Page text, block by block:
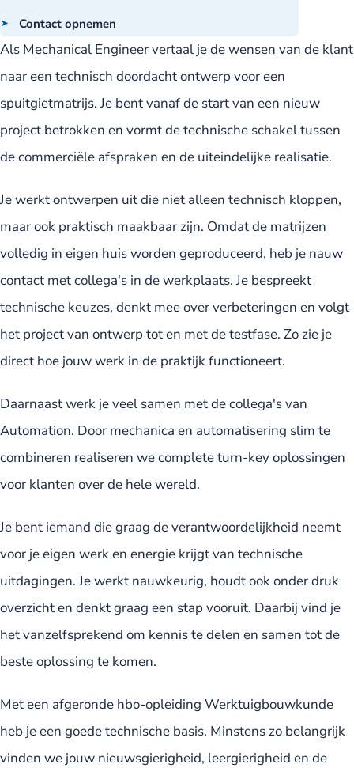
Contact opnemen
Als Mechanical Engineer vertaal je de wensen van de klant
naar een technisch doordacht ontwerp voor een
spuitgietmatrijs. Je bent vanaf de start van een nieuw
project betrokken en vormt de technische schakel tussen
de commerciële afspraken en de uiteindelijke realisatie.
Je werkt ontwerpen uit die niet alleen technisch kloppen,
maar ook praktisch maakbaar zijn. Omdat de matrijzen
volledig in eigen huis worden geproduceerd, heb je nauw
contact met collega's in de werkplaats. Je bespreekt
technische keuzes, denkt mee over verbeteringen en volgt
het project van ontwerp tot en met de testfase. Zo zie je
direct hoe jouw werk in de praktijk functioneert.
Daarnaast werk je veel samen met de collega's van
Automation. Door mechanica en automatisering slim te
combineren realiseren we complete turn-key oplossingen
voor klanten over de hele wereld.
Je bent iemand die graag de verantwoordelijkheid neemt
voor je eigen werk en energie krijgt van technische
uitdagingen. Je werkt nauwkeurig, houdt ook onder druk
overzicht en denkt graag een stap vooruit. Daarbij vind je
het vanzelfsprekend om kennis te delen en samen tot de
beste oplossing te komen.
Met een afgeronde hbo-opleiding Werktuigbouwkunde
heb je een goede technische basis. Minstens zo belangrijk
vinden we jouw nieuwsgierigheid, leergierigheid en de